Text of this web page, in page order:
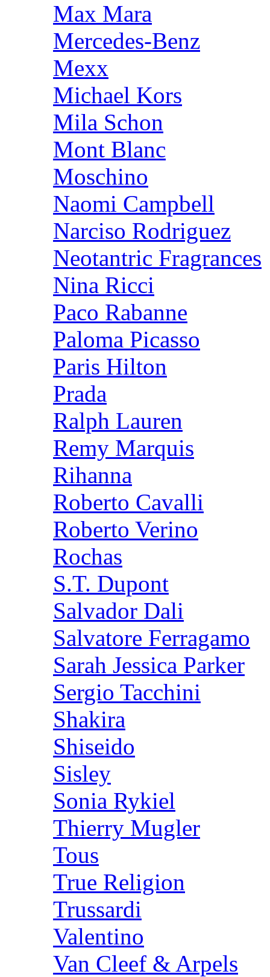
Max Mara
Mercedes-Benz
Mexx
Michael Kors
Mila Schon
Mont Blanc
Moschino
Naomi Campbell
Narciso Rodriguez
Neotantric Fragrances
Nina Ricci
Paco Rabanne
Paloma Picasso
Paris Hilton
Prada
Ralph Lauren
Remy Marquis
Rihanna
Roberto Cavalli
Roberto Verino
Rochas
S.T. Dupont
Salvador Dali
Salvatore Ferragamo
Sarah Jessica Parker
Sergio Tacchini
Shakira
Shiseido
Sisley
Sonia Rykiel
Thierry Mugler
Tous
True Religion
Trussardi
Valentino
Van Cleef & Arpels